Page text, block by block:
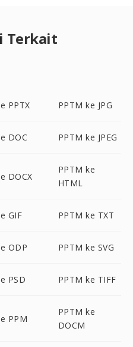
Terkait
PPTX PPTM ke JPG
DOC PPTM ke JPEG
DOCX
PPTM ke
HTML
GIF PPTM ke TXT
ODP PPTM ke SVG
PSD PPTM ke TIFF
PPM
PPTM ke
DOCM